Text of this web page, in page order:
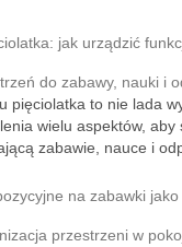
jak urządzić
do zabawy, nauki i
pięciolatka to nie lada
wielu aspektów, aby
zabawie, nauce i
na zabawki
przestrzeni w